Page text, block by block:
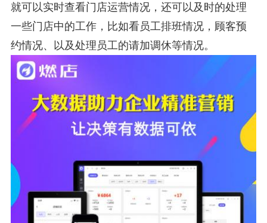
就可以实时查看门店运营情况，还可以及时的处理
一些门店中的工作，比如看员工排班情况，顾客预
约情况、以及处理员工的请加调休等情况。